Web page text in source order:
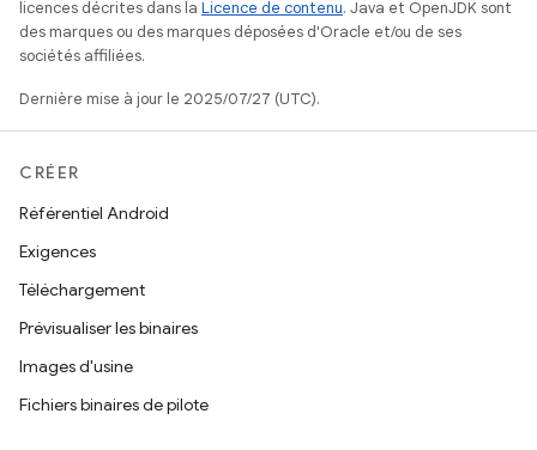
licences décrites dans la Licence de contenu. Java et OpenJDK sont
des marques ou des marques déposées d'Oracle et/ou de ses
sociétés affiliées.
Dernière mise à jour le 2025/07/27 (UTC).
CRÉER
Référentiel Android
Exigences
Téléchargement
Prévisualiser les binaires
Images d'usine
Fichiers binaires de pilote